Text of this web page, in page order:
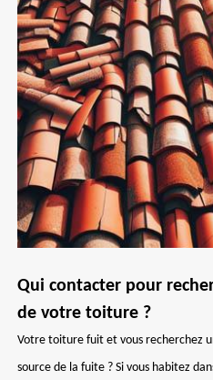
Qui contacter pour
de votre toiture ?
Votre toiture fuit et vous recherchez
source de la fuite ? Si vous habitez